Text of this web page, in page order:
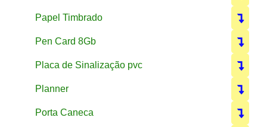
Papel Timbrado
Pen Card 8Gb
Placa de Sinalização pvc
Planner
Porta Caneca